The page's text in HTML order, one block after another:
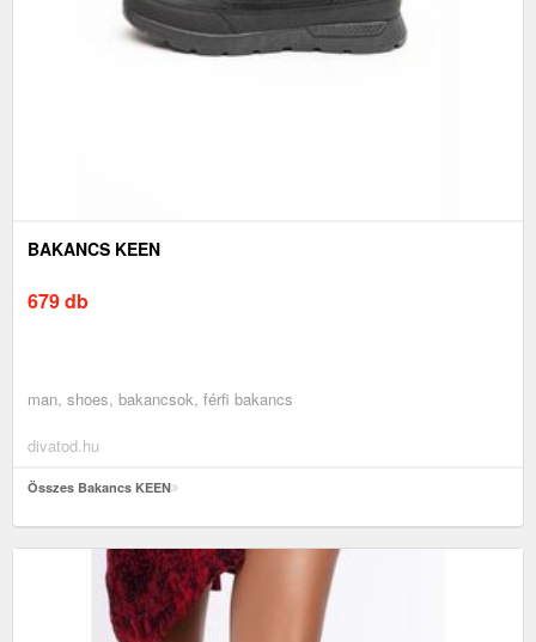
BAKANCS KEEN
679 db
man, shoes, bakancsok, férfi bakancs
divatod.hu
Összes Bakancs KEEN